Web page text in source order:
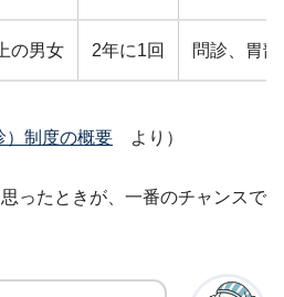
の男女 2年に1回 問診、胃
）制度の概要 より）
ったときが、一番のチャンスで